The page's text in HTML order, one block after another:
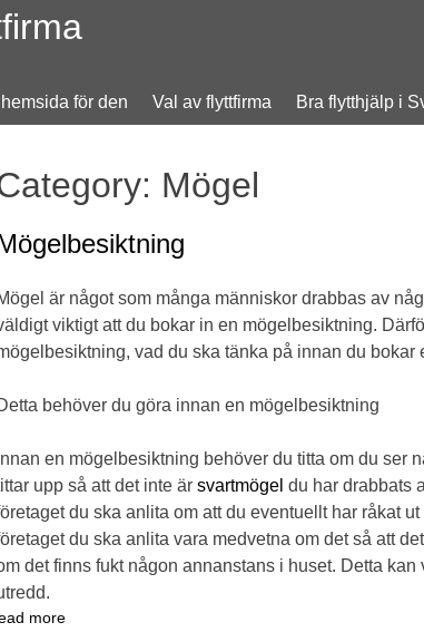
för den Val av flyttfirma Bra flytthjälp i
Mögel
är något som många människor drabbas av
viktigt att du bokar in en mögelbesiktning.
vad du ska tänka på innan du
behöver du göra innan en mögelbesiktning
Innan en mögelbesiktning behöver du titta om du ser
upp så att det inte är svartmögel du har drabbats
du ska anlita om att du eventuellt har råkat
du ska anlita vara medvetna om det så att
det finns fukt någon annanstans i huset. Detta
more